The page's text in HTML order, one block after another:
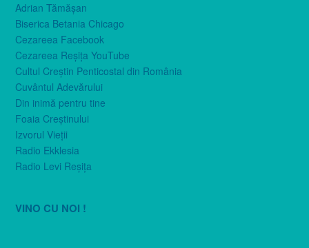
Adrian Tămăşan
Biserica Betania Chicago
Cezareea Facebook
Cezareea Reşiţa YouTube
Cultul Creştin Penticostal din România
Cuvântul Adevărului
Din inimă pentru tine
Foaia Creştinului
Izvorul Vieţii
Radio Ekklesia
Radio Levi Reşiţa
VINO CU NOI !